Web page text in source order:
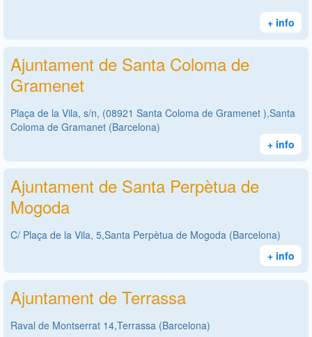
+ info
Ajuntament de Santa Coloma de
Gramenet
Plaça de la Vila, s/n, (08921 Santa Coloma de Gramenet ),Santa
Coloma de Gramanet (Barcelona)
+ info
Ajuntament de Santa Perpètua de
Mogoda
C/ Plaça de la Vila, 5,Santa Perpètua de Mogoda (Barcelona)
+ info
Ajuntament de Terrassa
Raval de Montserrat 14,Terrassa (Barcelona)